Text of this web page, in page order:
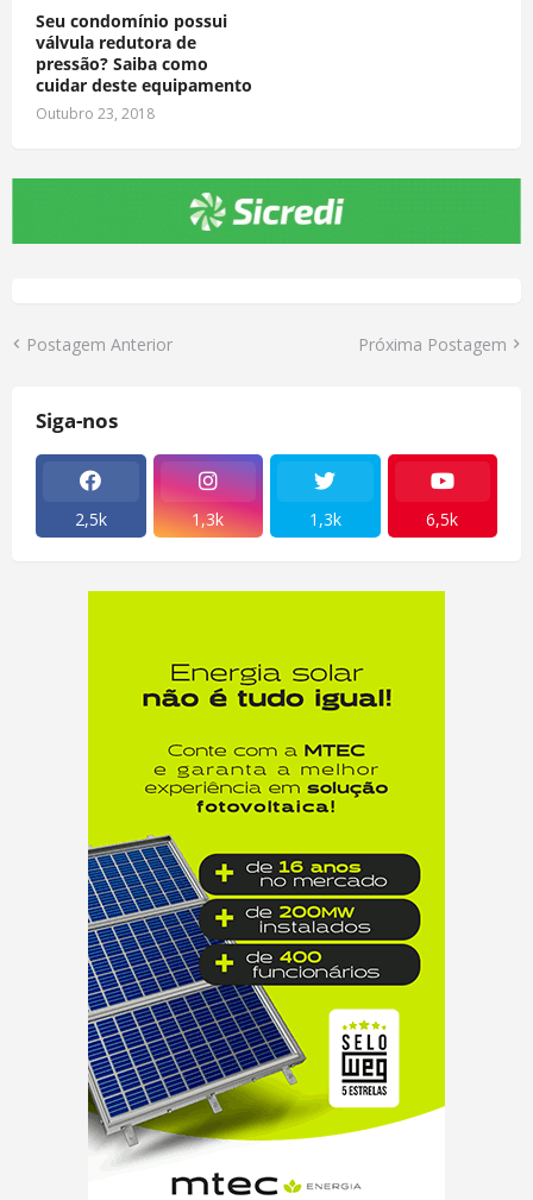
Seu condomínio possui
válvula redutora de
pressão? Saiba como
cuidar deste equipamento
Outubro 23, 2018
Postagem Anterior Próxima Postagem
Siga-nos
2,5k 1,3k 1,3k 6,5k